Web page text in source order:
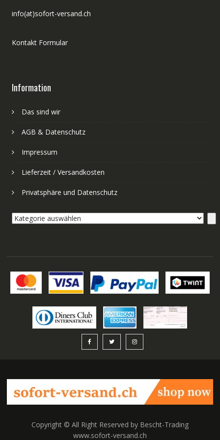
info(at)sofort-versand.ch
Kontakt Formular
Information
Das sind wir
AGB & Datenschutz
Impressum
Lieferzeit / Versandkosten
Privatsphäre und Datenschutz
Kategorie
Copyright © All Right Reserved by Bescht-Trading
www.sofort-versand.ch